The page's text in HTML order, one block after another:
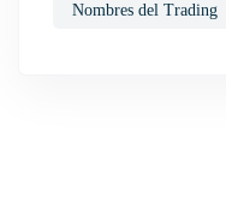
Nombres del Trading